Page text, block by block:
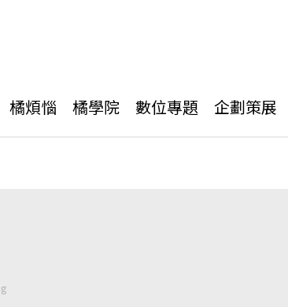
橘煩惱 橘學院 數位專題 企劃策展